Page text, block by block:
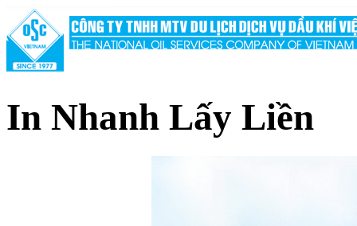
In Nhanh Lấy Liền